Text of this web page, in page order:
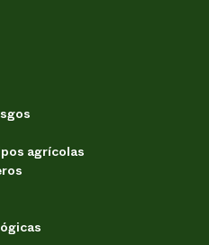
agrícolas